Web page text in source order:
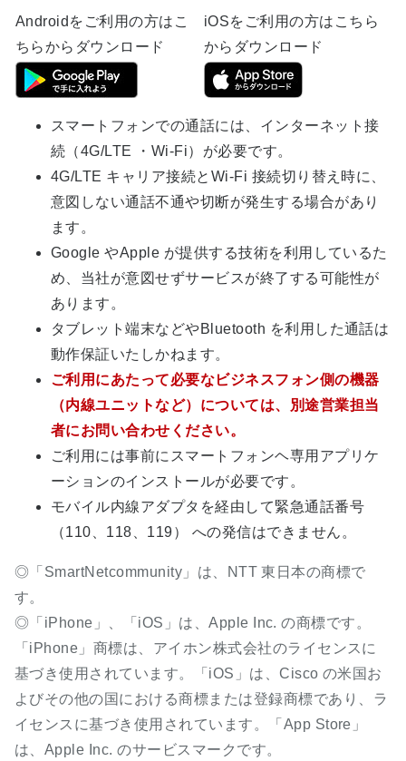
Androidをご利用の方はこ
ちらからダウンロード
iOSをご利用の方はこちら
からダウンロード
スマートフォンでの通話には、インターネット接
続（4G/LTE ・Wi-Fi）が必要です。
4G/LTE キャリア接続とWi-Fi 接続切り替え時に、
意図しない通話不通や切断が発生する場合があり
ます。
Google やApple が提供する技術を利用しているた
め、当社が意図せずサービスが終了する可能性が
あります。
タブレット端末などやBluetooth を利用した通話は
動作保証いたしかねます。
ご利用にあたって必要なビジネスフォン側の機器
（内線ユニットなど）については、別途営業担当
者にお問い合わせください。
ご利用には事前にスマートフォンヘ専用アプリケ
ーションのインストールが必要です。
モバイル内線アダプタを経由して緊急通話番号
（110、118、119） への発信はできません。
◎「SmartNetcommunity」は、NTT 東日本の商標で
す。
◎「iPhone」、「iOS」は、Apple Inc. の商標です。
「iPhone」商標は、アイホン株式会社のライセンスに
基づき使用されています。「iOS」は、Cisco の米国お
よびその他の国における商標または登録商標であり、ラ
イセンスに基づき使用されています。「App Store」
は、Apple Inc. のサービスマークです。